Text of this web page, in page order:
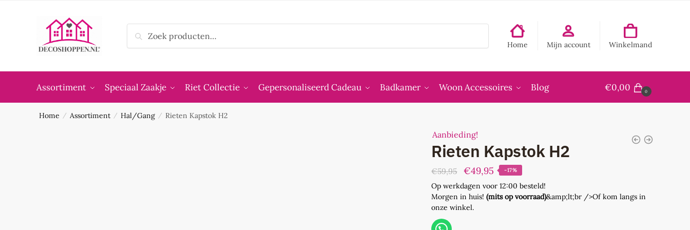
naar:
Zoeken
Home Mijn account Winkelmand
Assortiment Speciaal Zaakje Riet Collectie Gepersonaliseerd Cadeau Badkamer Woon Accessoires Blog €0,00 0
Home / Assortiment / Hal/Gang / Rieten Kapstok H2
Aanbieding!
Rieten Kapstok H2
€59,95
Oorspronkelijke
prijs
was:
€49,95 Huidige
prijs
is:
-17%
Op werkdagen voor 12:00 besteld!
Morgen in huis!(mits op voorraad)&amp;lt;br />Of kom langs in
onze winkel.